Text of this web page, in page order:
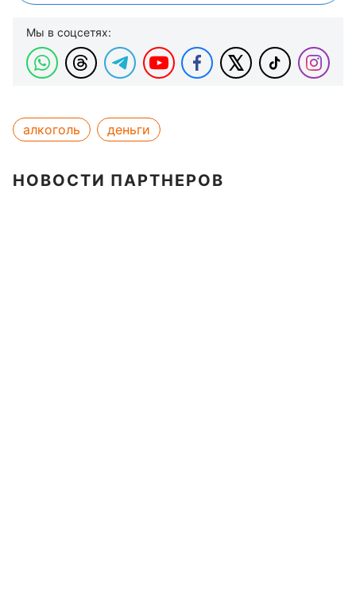
Мы в соцсетях:
алкоголь деньги
НОВОСТИ ПАРТНЕРОВ